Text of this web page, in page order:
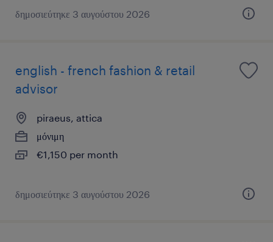
δημοσιεύτηκε 3 αυγούστου 2026
english - french fashion & retail
advisor
piraeus, attica
μόνιμη
€1,150 per month
δημοσιεύτηκε 3 αυγούστου 2026